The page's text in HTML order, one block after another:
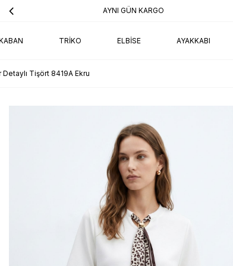
AYNI
TRIKO ELBISE AYAKKABI
Detaylı Tişört 8419A Ekru